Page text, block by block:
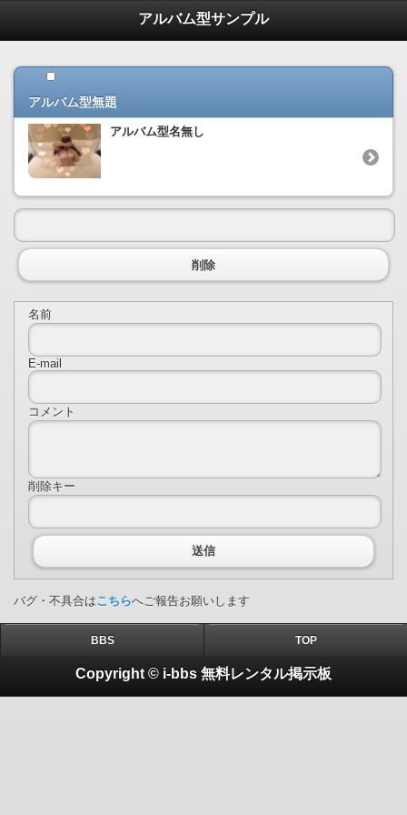
アルバム型サンプル
アルバム型無題
アルバム型名無し
削除
名前
E-mail
コメント
削除キー
送信
バグ・不具合はこちらへご報告お願いします
BBS TOP
Copyright © i-bbs 無料レンタル掲示板